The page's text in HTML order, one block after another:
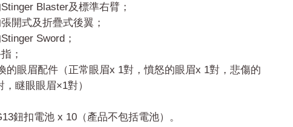
Blaster及標準右臂；
開式及折疊式後翼；
Sword；
；
的眼眉配件（正常眼眉x 1對，憤怒的眼眉x 1對，悲傷的
，瞇眼眼眉×1對）
鈕扣電池 x 10（產品不包括電池）。